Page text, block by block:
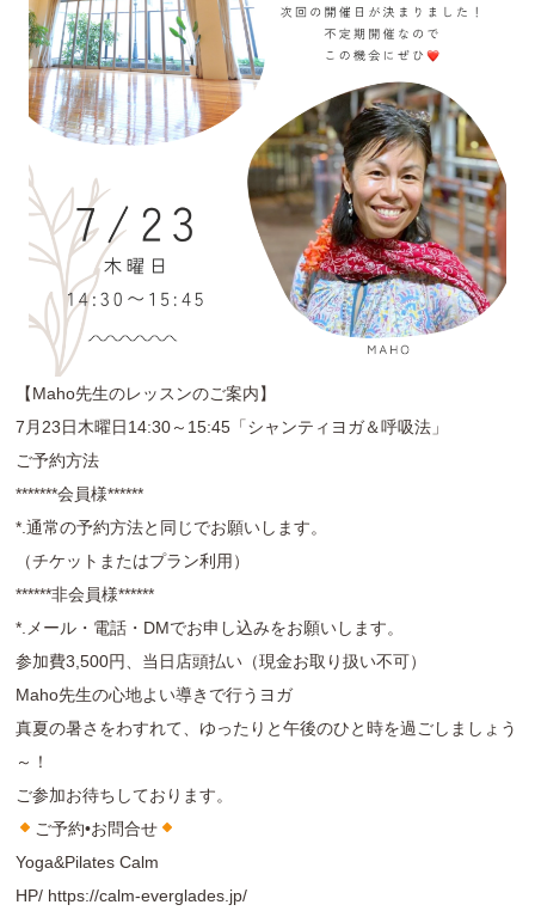
【Maho先生のレッスンのご案内】
7月23日木曜日14:30～15:45「シャンティヨガ＆呼吸法」
ご予約方法
*******会員様******
*.通常の予約方法と同じでお願いします。
（チケットまたはプラン利用）
******非会員様******
*.メール・電話・DMでお申し込みをお願いします。
参加費3,500円、当日店頭払い（現金お取り扱い不可）
Maho先生の心地よい導きで行うヨガ
真夏の暑さをわすれて、ゆったりと午後のひと時を過ごしましょう
～！
ご参加お待ちしております。
ご予約•お問合せ
Yoga&Pilates Calm
HP/ https://calm-everglades.jp/